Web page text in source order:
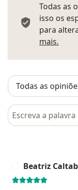
Todas as
isso os
para
mais.
Pesquisar em
Beatriz